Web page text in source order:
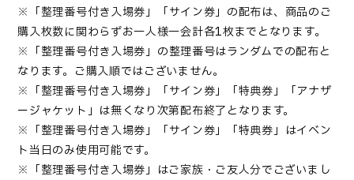
※「整理番号付き入場券」「サイン券」の配布は、商品のご
購入枚数に関わらずお一人様一会計各1枚までとなります。
※「整理番号付き入場券」の整理番号はランダムでの配布と
なります。ご購入順ではございません。
※「整理番号付き入場券」「サイン券」「特典券」「アナザ
ージャケット」は無くなり次第配布終了となります。
※「整理番号付き入場券」「サイン券」「特典券」はイベン
ト当日のみ使用可能です。
※「整理番号付き入場券」はご家族・ご友人分でございまし